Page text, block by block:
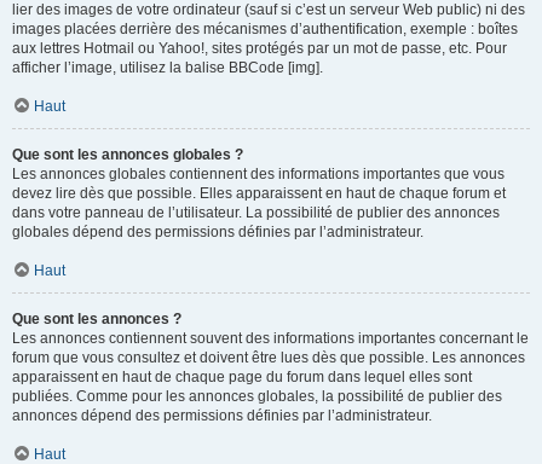
lier des images de votre ordinateur (sauf si c’est un serveur Web public) ni des
images placées derrière des mécanismes d’authentification, exemple : boîtes
aux lettres Hotmail ou Yahoo!, sites protégés par un mot de passe, etc. Pour
afficher l’image, utilisez la balise BBCode [img].
Haut
Que sont les annonces globales ?
Les annonces globales contiennent des informations importantes que vous
devez lire dès que possible. Elles apparaissent en haut de chaque forum et
dans votre panneau de l’utilisateur. La possibilité de publier des annonces
globales dépend des permissions définies par l’administrateur.
Haut
Que sont les annonces ?
Les annonces contiennent souvent des informations importantes concernant le
forum que vous consultez et doivent être lues dès que possible. Les annonces
apparaissent en haut de chaque page du forum dans lequel elles sont
publiées. Comme pour les annonces globales, la possibilité de publier des
annonces dépend des permissions définies par l’administrateur.
Haut